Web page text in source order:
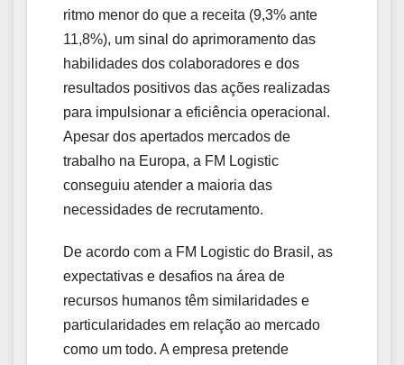
ritmo menor do que a receita (9,3% ante
11,8%), um sinal do aprimoramento das
habilidades dos colaboradores e dos
resultados positivos das ações realizadas
para impulsionar a eficiência operacional.
Apesar dos apertados mercados de
trabalho na Europa, a FM Logistic
conseguiu atender a maioria das
necessidades de recrutamento.
De acordo com a FM Logistic do Brasil, as
expectativas e desafios na área de
recursos humanos têm similaridades e
particularidades em relação ao mercado
como um todo. A empresa pretende